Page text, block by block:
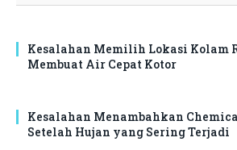
Kesalahan Memilih Lokasi Kolam
Membuat Air Cepat Kotor
Kesalahan Menambahkan
Setelah Hujan yang Sering Terjadi